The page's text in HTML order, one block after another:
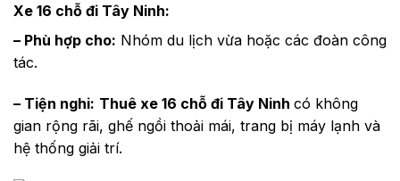
Xe 16 chỗ đi Tây Ninh:
– Phù hợp cho: Nhóm du lịch vừa hoặc các đoàn công
tác.
– Tiện nghi: Thuê xe 16 chỗ đi Tây Ninh có không
gian rộng rãi, ghế ngồi thoải mái, trang bị máy lạnh và
hệ thống giải trí.